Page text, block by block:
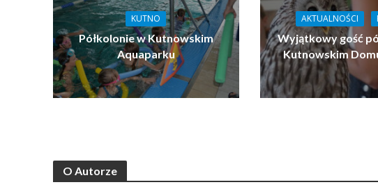
KUTNO
Półkolonie w Kutnowskim
Aquaparku
AKTUALNOŚCI
Wyjątkowy gość
Kutnowskim
O Autorze